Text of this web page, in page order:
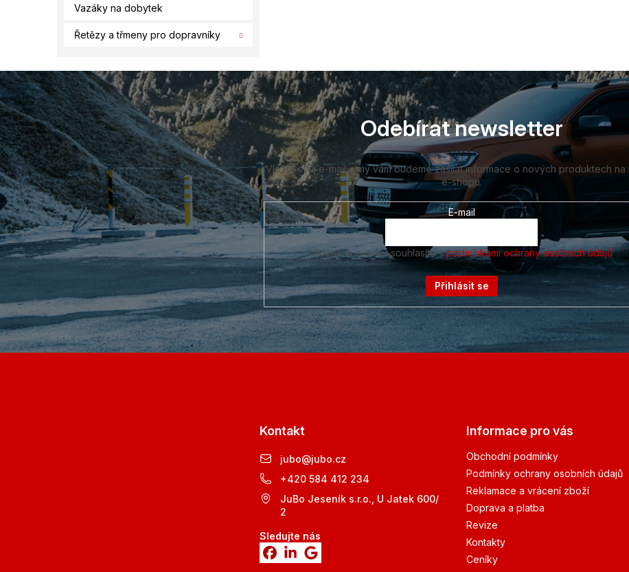
Vazáky na dobytek
Řetězy a třmeny pro dopravníky
Z
á
p
a
t
í
Odebírat newsletter
Vložte svůj e-mail a my vám budeme zasílat informace o nových produktech na
e-shopu.
E-mail
Vložením e-mailu souhlasíte spodmínkami ochrany osobních údajů
Přihlásit se
Kontakt
jubo@jubo.cz
+420 584 412 234
JuBo Jeseník s.r.o., U Jatek 600/
2
Sledujte nás
Informace pro vás
Obchodní podmínky
Podmínky ochrany osobních údajů
Reklamace a vrácení zboží
Doprava a platba
Revize
Kontakty
Ceníky